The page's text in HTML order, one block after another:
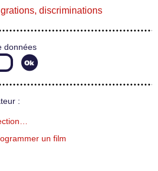
discriminations
données
:
un film